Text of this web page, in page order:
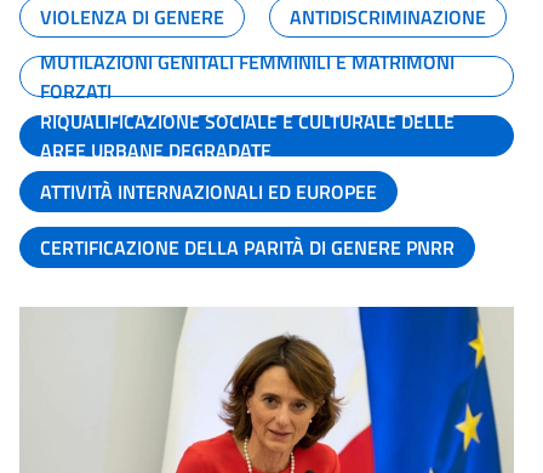
VIOLENZA DI GENERE
ANTIDISCRIMINAZIONE
MUTILAZIONI GENITALI FEMMINILI E MATRIMONI
FORZATI
RIQUALIFICAZIONE SOCIALE E CULTURALE DELLE
AREE URBANE DEGRADATE
ATTIVITÀ INTERNAZIONALI ED EUROPEE
CERTIFICAZIONE DELLA PARITÀ DI GENERE PNRR